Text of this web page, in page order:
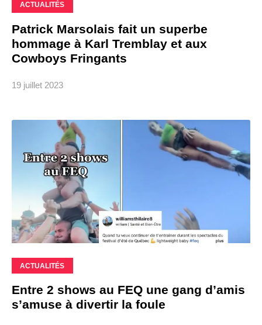
ACTUALITÉS
Patrick Marsolais fait un superbe
hommage à Karl Tremblay et aux
Cowboys Fringants
19 juillet 2023
ACTUALITÉS
Entre 2 shows au FEQ une gang d’amis
s’amuse à divertir la foule